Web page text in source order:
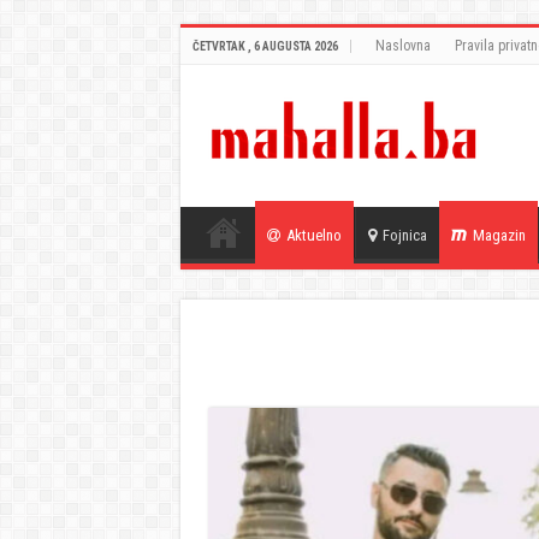
ČETVRTAK , 6 AUGUSTA 2026 Naslovna Pravila
Aktuelno Fojnica Magazin